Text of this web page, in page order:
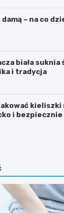
– na co
biała suknia
i tradycja
kieliszki
i bezpiecznie